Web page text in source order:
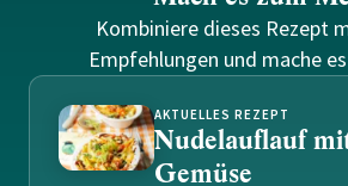
Kombiniere dieses Rezept
Empfehlungen und mache
AKTUELLES REZEPT
Nudelauflauf
Gemüse